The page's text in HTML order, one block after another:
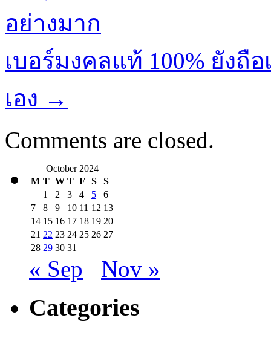
อย่างมาก
เบอร์มงคลแท้ 100% ยัง
เอง →
Comments are closed.
October 2024
M T W T F S
S
1
2 3 4 5
6
7
8 9 10 11 12 13
14 15 16 17 18 19 20
21 22 23 24 25 26 27
28 29 30 31
« Sep Nov »
Categories